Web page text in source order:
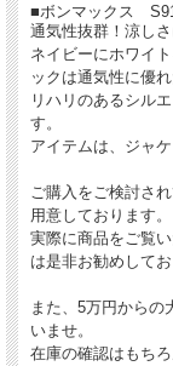
■ボンマックス
通気性抜群！涼し
ネイビーにホワイ
ックは通気性に優
リハリのあるシル
す。
アイテムは、ジャ
ご購入をご検討さ
用意しております。
実際に商品をご覧
は是非お勧めしてお
また、5万円からの
いませ。
在庫の確認はもち